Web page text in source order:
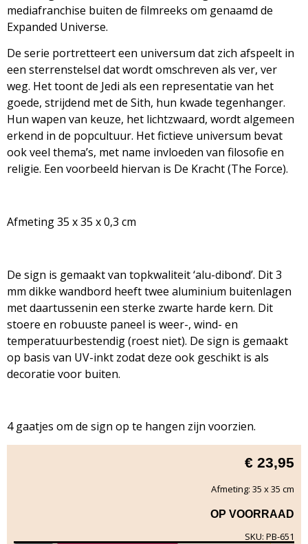
mediafranchise buiten de filmreeks om genaamd de
Expanded Universe.
De serie portretteert een universum dat zich afspeelt in
een sterrenstelsel dat wordt omschreven als ver, ver
weg. Het toont de Jedi als een representatie van het
goede, strijdend met de Sith, hun kwade tegenhanger.
Hun wapen van keuze, het lichtzwaard, wordt algemeen
erkend in de popcultuur. Het fictieve universum bevat
ook veel thema’s, met name invloeden van filosofie en
religie. Een voorbeeld hiervan is De Kracht (The Force).
Afmeting 35 x 35 x 0,3 cm
De sign is gemaakt van topkwaliteit ‘alu-dibond’. Dit 3
mm dikke wandbord heeft twee aluminium buitenlagen
met daartussenin een sterke zwarte harde kern. Dit
stoere en robuuste paneel is weer-, wind- en
temperatuurbestendig (roest niet). De sign is gemaakt
op basis van UV-inkt zodat deze ook geschikt is als
decoratie voor buiten.
4 gaatjes om de sign op te hangen zijn voorzien.
€ 23,95
Afmeting: 35 x 35 cm
OP VOORRAAD
SKU: PB-651